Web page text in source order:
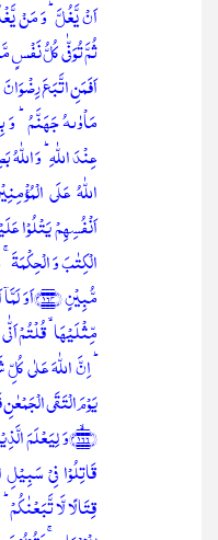
اَنۡ یَّغُلَّ ؕ وَ مَنۡ
اَفَمَنِ اتَّبَعَ
اللّٰہُ عَلَی
اَنۡفُسِہِمۡ یَتۡلُوۡا
الۡکِتٰبَ وَ
مُّبِیۡنٍ
مِّثۡلَیۡہَا ۙ قُلۡتُمۡ
یَوۡمَ الۡتَقَی
﴿۱۶۶﴾ۙوَ لِیَعۡلَمَ
قَاتِلُوۡا فِیۡ سَبِیۡلِ
قِتَالًا لَّا